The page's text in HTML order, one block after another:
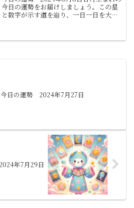
今日の運勢をお届けしましょう。この星
と数字が示す道を辿り、一日一日を大切
別な意味を持ち、光輝く未来への一歩と
今日の運勢 2024年7月27日
年7月29日